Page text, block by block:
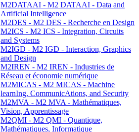
M2DATAAI - M2 DATAAI - Data and
Artificial Intelligence
M2DES - M2 DES - Recherche en Design
M2ICS - M2 ICS - Integration, Circuits
and Systems
M2IGD - M2 IGD - Interaction, Graphics
and Design
M2IREN - M2 IREN - Industries de
Réseau et économie numérique
M2MICAS - M2 MICAS - Machine
learnIng, CommunicAtions, and Security
M2MVA - M2 MVA - Mathématiques,
Vision, Apprentissage
M2QMI - M2 QMI - Quantique,
Mathématiques, Informatique